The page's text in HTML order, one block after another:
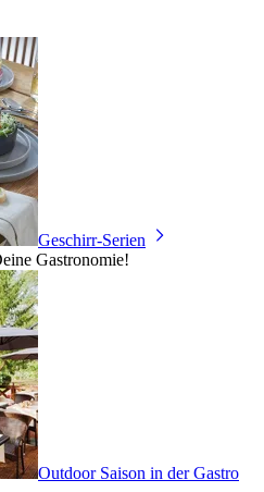
Geschirr-Serien
Gastronomie!
Outdoor Saison in der Gastro